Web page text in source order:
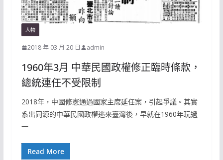
人物
2018 年 03 月 20 日 admin
1960年3月 中華民國政權修正臨時條款，
總統連任不受限制
2018年，中國修憲通過國家主席延任案，引起爭議。其實
系出同源的中華民國政權逃來臺灣後，早就在1960年玩過
一
Read More